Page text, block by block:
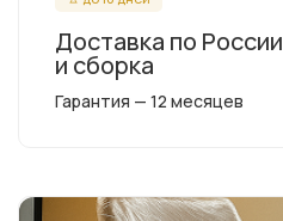
Доставка по России
и сборка
Гарантия — 12 месяцев